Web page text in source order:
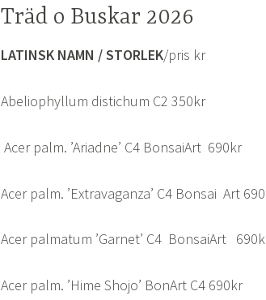
Träd o Buskar 2026
LATINSK NAMN / STORLEK/pris kr
Abeliophyllum distichum C2 350kr
Acer palm. ’Ariadne’ C4 BonsaiArt 690kr
Acer palm. ’Extravaganza’ C4 Bonsai Art
Acer palmatum ’Garnet’ C4 BonsaiArt
Acer palm. ’Hime Shojo’ BonArt C4 690kr